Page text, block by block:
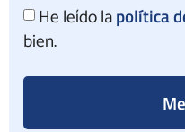
He leído lapolítica
bien.